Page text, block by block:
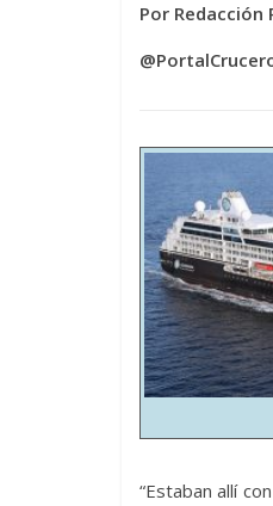
Por Redacción
“Estaban allí